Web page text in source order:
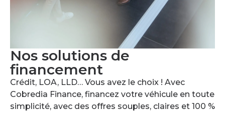
Nos solutions de
financement
Crédit, LOA, LLD… Vous avez le choix ! Avec
Cobredia Finance, financez votre véhicule en toute
simplicité, avec des offres souples, claires et 100 %